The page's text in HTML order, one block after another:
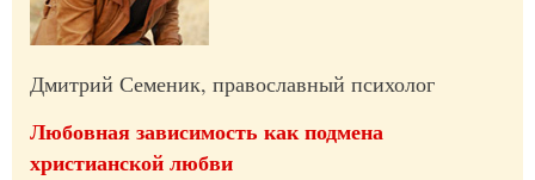
Дмитрий Семеник, православный психолог
Любовная зависимость как подмена
христианской любви